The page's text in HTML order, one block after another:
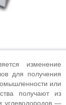
изменение
для получения
или
получают из
углеводородов —